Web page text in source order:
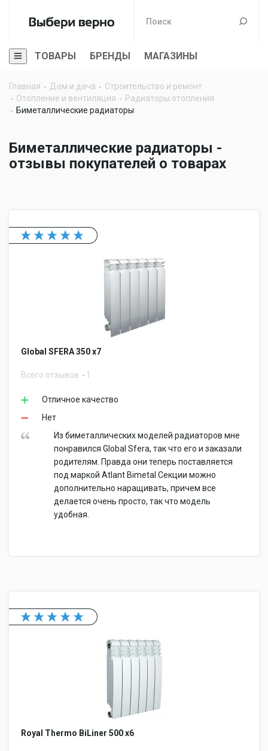
ТОВАРЫ БРЕНДЫ МАГАЗИНЫ
Главная Дом и дача
Строительство и ремонт
Отопление и вентиляция
Радиаторы отопления
Биметаллические радиаторы
Биметаллические радиаторы -
отзывы покупателей о товарах
Global SFERA 350 x7
Всего отзывов 1
Отличное качество
Нет
Из биметаллических моделей радиаторов мне
понравился Global Sfera, так что его и заказали
родителям. Правда они теперь поставляется
под маркой Atlant Bimetal Секции можно
дополнительно наращивать, причем все
делается очень просто, так что модель
удобная.
Royal Thermo BiLiner 500 x6